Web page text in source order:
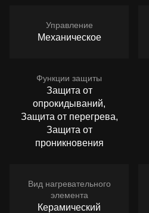
Управление
Механическое
Функции защиты
Защита от
опрокидываний,
Защита от перегрева,
Защита от
проникновения
Вид нагревательного
элемента
Керамический